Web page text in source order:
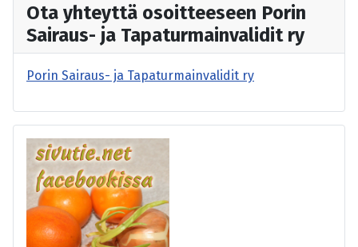
Ota yhteyttä osoitteeseen Porin
Sairaus- ja Tapaturmainvalidit ry
Porin Sairaus- ja Tapaturmainvalidit ry